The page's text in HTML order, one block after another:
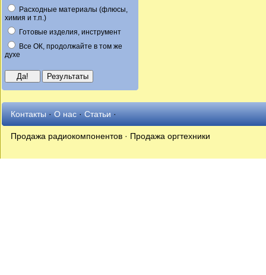
Расходные материалы (флюсы,
химия и т.п.)
Готовые изделия, инструмент
Все ОК, продолжайте в том же
духе
Контакты·О нас·Статьи·
Продажа радиокомпонентов · Продажа оргтехники